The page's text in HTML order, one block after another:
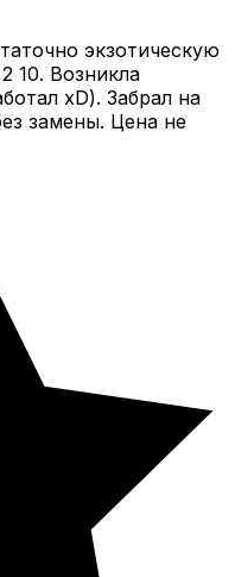
экзотическую
10. Возникла
xD). Забрал на
замены. Цена не